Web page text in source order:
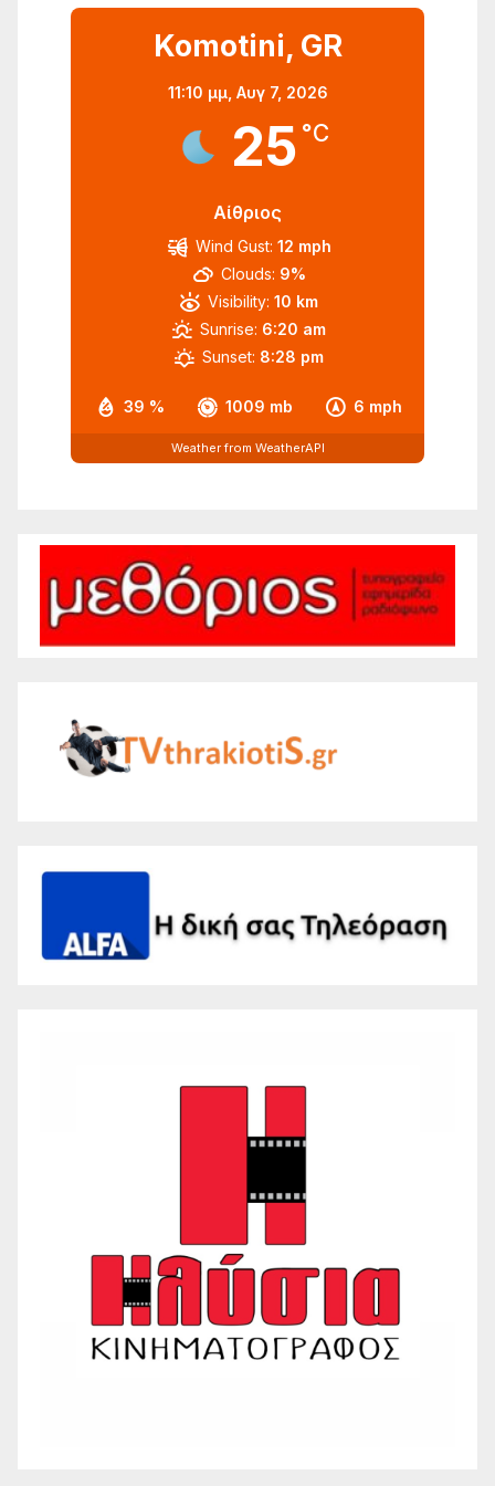
Komotini, GR
11:10 μμ, Αυγ 7, 2026
25 °C
Αίθριος
39 % 1009 mb 6 mph
Wind Gust: 12 mph
Clouds: 9%
Visibility: 10 km
Sunrise: 6:20 am
Sunset: 8:28 pm
Weather from WeatherAPI